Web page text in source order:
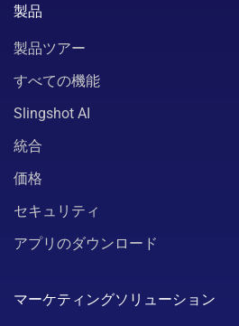
製品
製品ツアー
すべての機能
Slingshot AI
統合
価格
セキュリティ
アプリのダウンロード
マーケティングソリューション